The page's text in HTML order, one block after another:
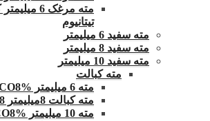
مته مرغک 6
تیتانیوم
مته سفید 6 میلیمتر
مته سفید 8 میلیمتر
مته سفید 10 میلیمتر
مته کبالت
مته 6 میلیمتر HSSCO8%
مته کبالت 8میلیمتر 8%HSSCO
مته 10 میلیمتر HSSCO8%